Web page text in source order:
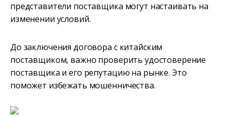
представители поставщика могут настаивать на
изменении условий.
До заключения договора с китайским
поставщиком, важно проверить удостоверение
поставщика и его репутацию на рынке. Это
поможет избежать мошенничества.